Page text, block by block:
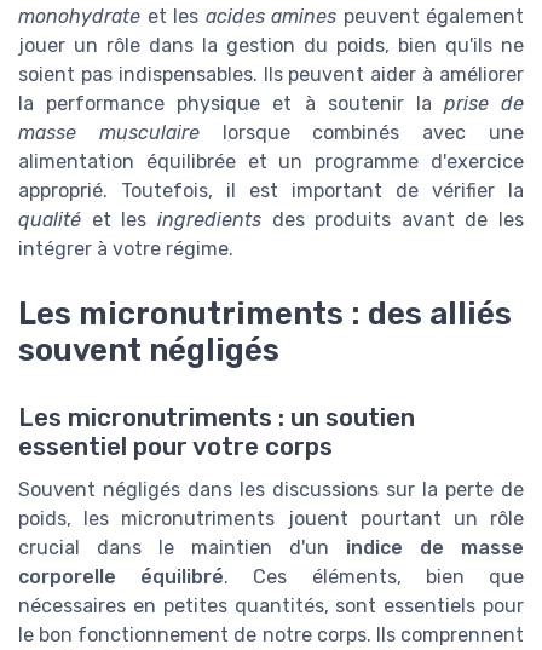
monohydrate et les acides amines peuvent également
jouer un rôle dans la gestion du poids, bien qu'ils ne
soient pas indispensables. Ils peuvent aider à améliorer
la performance physique et à soutenir la prise de
masse musculairelorsque combinés avec une
alimentation équilibrée et un programme d'exercice
approprié. Toutefois, il est important de vérifier la
qualité et les ingredientsdes produits avant de les
intégrer à votre régime.
Les micronutriments : des alliés
souvent négligés
Les micronutriments : un soutien
essentiel pour votre corps
Souvent négligés dans les discussions sur la perte de
poids, les micronutriments jouent pourtant un rôle
crucial dans le maintien d'un indice de masse
corporelle équilibré. Ces éléments, bien que
nécessaires en petites quantités, sont essentiels pour
le bon fonctionnement de notre corps. Ils comprennent